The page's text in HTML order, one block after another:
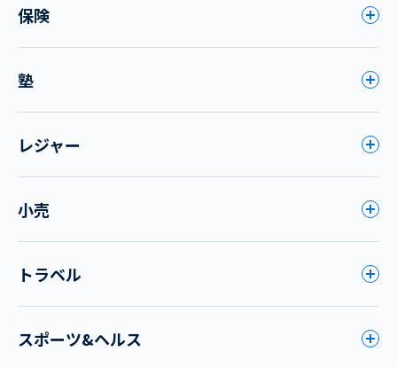
保険
塾
レジャー
小売
トラベル
スポーツ&ヘルス